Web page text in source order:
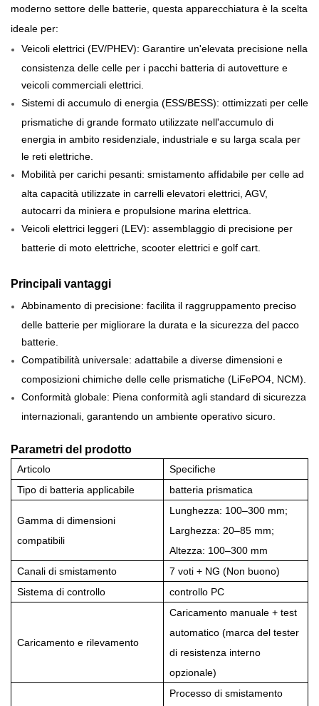
moderno settore delle batterie, questa apparecchiatura è la scelta
ideale per:
Veicoli elettrici (EV/PHEV): Garantire un'elevata precisione nella
consistenza delle celle per i pacchi batteria di autovetture e
veicoli commerciali elettrici.
Sistemi di accumulo di energia (ESS/BESS): ottimizzati per celle
prismatiche di grande formato utilizzate nell'accumulo di
energia in ambito residenziale, industriale e su larga scala per
le reti elettriche.
Mobilità per carichi pesanti: smistamento affidabile per celle ad
alta capacità utilizzate in carrelli elevatori elettrici, AGV,
autocarri da miniera e propulsione marina elettrica.
Veicoli elettrici leggeri (LEV): assemblaggio di precisione per
batterie di moto elettriche, scooter elettrici e golf cart.
Principali vantaggi
Abbinamento di precisione: facilita il raggruppamento preciso
delle batterie per migliorare la durata e la sicurezza del pacco
batterie.
Compatibilità universale: adattabile a diverse dimensioni e
composizioni chimiche delle celle prismatiche (LiFePO4, NCM).
Conformità globale: Piena conformità agli standard di sicurezza
internazionali, garantendo un ambiente operativo sicuro.
Parametri del prodotto
Articolo
Specifiche
Tipo di batteria applicabile
batteria prismatica
Gamma di dimensioni
compatibili
Lunghezza: 100–300 mm;
Larghezza: 20–85 mm;
Altezza: 100–300 mm
Canali di smistamento
7 voti + NG (Non buono)
Sistema di controllo
controllo PC
Caricamento e rilevamento
Caricamento manuale + test
automatico (marca del tester
di resistenza interno
opzionale)
Processo di smistamento